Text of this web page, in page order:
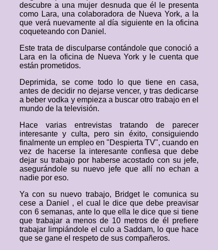
descubre a una mujer desnuda que él le presenta
como Lara, una colaboradora de Nueva York, a la
que verá nuevamente al día siguiente en la oficina
coqueteando con Daniel.
Este trata de disculparse contándole que conoció a
Lara en la oficina de Nueva York y le cuenta que
están prometidos.
Deprimida, se come todo lo que tiene en casa,
antes de decidir no dejarse vencer, y tras dedicarse
a beber vodka y empieza a buscar otro trabajo en el
mundo de la televisión.
Hace varias entrevistas tratando de parecer
interesante y culta, pero sin éxito, consiguiendo
finalmente un empleo en "Despierta TV", cuando en
vez de hacerse la interesante confiesa que debe
dejar su trabajo por haberse acostado con su jefe,
asegurándole su nuevo jefe que allí no echan a
nadie por eso.
Ya con su nuevo trabajo, Bridget le comunica su
cese a Daniel , el cual le dice que debe preavisar
con 6 semanas, ante lo que ella le dice que si tiene
que trabajar a menos de 10 metros de él prefiere
trabajar limpiándole el culo a Saddam, lo que hace
que se gane el respeto de sus compañeros.